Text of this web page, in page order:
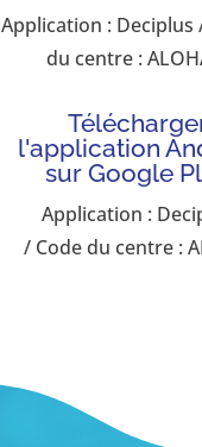
Application : Deciplus
du centre :
l'application
sur Google
Application :
/ Code du centre :